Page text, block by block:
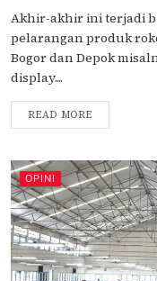
Akhir-akhir ini terjadi
pelarangan produk
Bogor dan Depok
display....
READ MORE
OPINI